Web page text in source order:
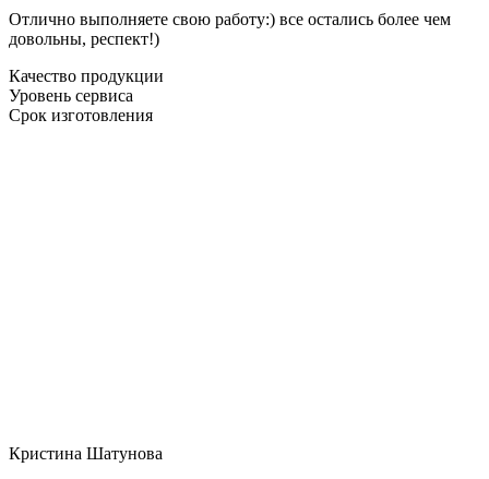
Отлично выполняете свою работу:) все остались более чем
довольны, респект!)
Качество продукции
Уровень сервиса
Срок изготовления
Кристина Шатунова